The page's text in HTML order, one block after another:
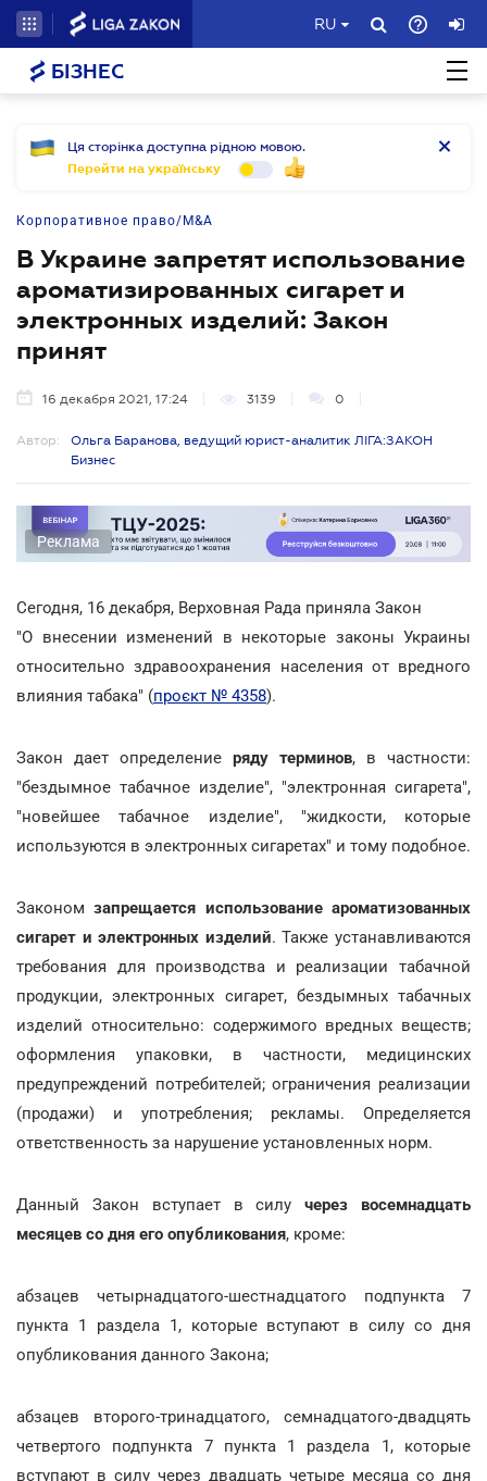
RU
БІЗНЕС
Ця сторінка доступна рідною мовою.
Перейти на українську
Корпоративное право/M&A
В Украине запретят использование
ароматизированных сигарет и
электронных изделий: Закон
принят
16 декабря 2021, 17:24 3139 0
Автор:
Ольга Баранова, ведущий юрист-аналитик ЛІГА:ЗАКОН
Бизнес
Реклама
Сегодня, 16 декабря, Верховная Рада приняла Закон
"О внесении изменений в некоторые законы Украины
относительно здравоохранения населения от вредного
влияния табака" (проєкт № 4358).
Закон дает определение ряду терминов, в частности:
"бездымное табачное изделие", "электронная сигарета",
"новейшее табачное изделие", "жидкости, которые
используются в электронных сигаретах" и тому подобное.
Законом запрещается использование ароматизованных
сигарет и электронных изделий. Также устанавливаются
требования для производства и реализации табачной
продукции, электронных сигарет, бездымных табачных
изделий относительно: содержимого вредных веществ;
оформления упаковки, в частности, медицинских
предупреждений потребителей; ограничения реализации
(продажи) и употребления; рекламы. Определяется
ответственность за нарушение установленных норм.
Данный Закон вступает в силучерез восемнадцать
месяцев со дня его опубликования, кроме:
абзацев четырнадцатого-шестнадцатого подпункта 7
пункта 1 раздела 1, которые вступают в силу со дня
опубликования данного Закона;
абзацев второго-тринадцатого, семнадцатого-двадцять
четвертого подпункта 7 пункта 1 раздела 1, которые
вступают в силу через двадцать четыре месяца со дня